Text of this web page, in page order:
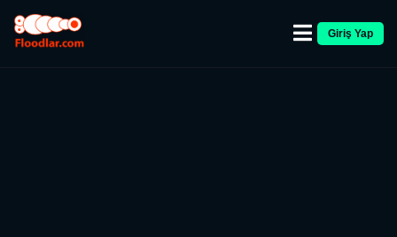
Giriş Yap